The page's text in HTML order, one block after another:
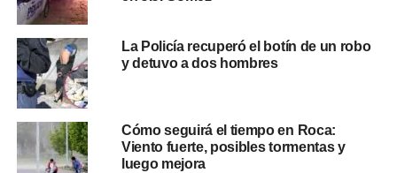
La Policía recuperó el botín de un robo
y detuvo a dos hombres
Cómo seguirá el tiempo en Roca:
Viento fuerte, posibles tormentas y
luego mejora